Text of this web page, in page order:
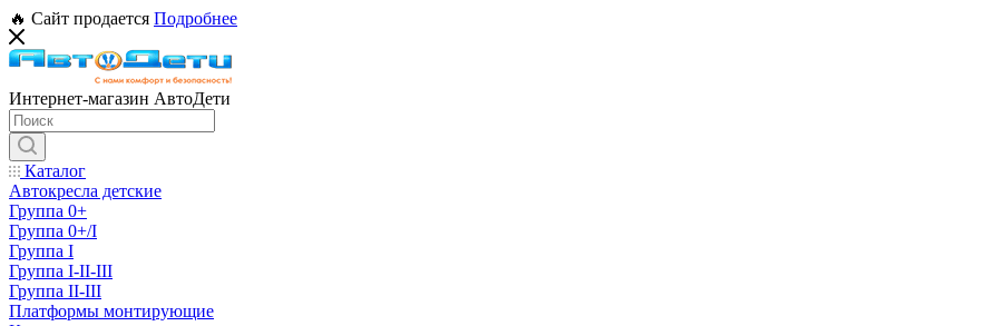
🔥 Сайт продается Подробнее
Интернет-магазин АвтоДети
Каталог
Автокресла детские
Группа 0+
Группа 0+/I
Группа I
Группа I-II-III
Группа II-III
Платформы монтирующие